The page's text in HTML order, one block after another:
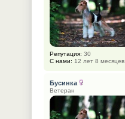
Репутация: 30
С нами: 12 лет 8 месяцев
Бусинка
Ветеран